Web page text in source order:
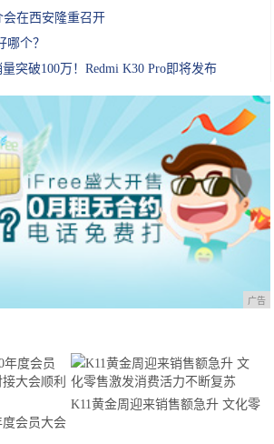
在西安隆重召开
哪个？
突破100万！Redmi K30 Pro即将发布
广告
度会员大会
K11黄金周迎来销售额急升 文化零